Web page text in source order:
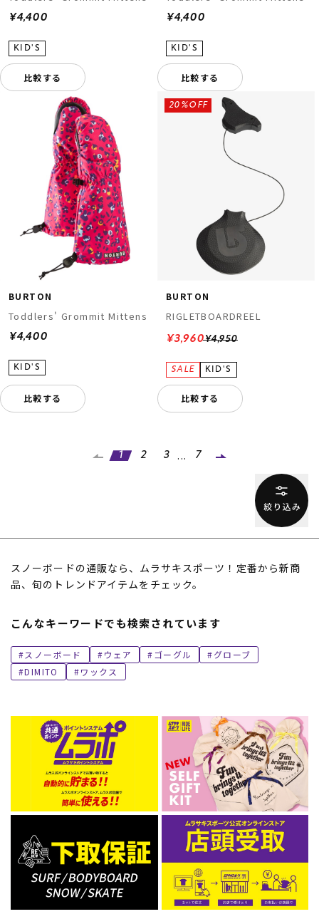
¥4,400
比較する
¥4,400
比較する
BURTON
Toddlers' Grommit Mittens
¥4,400
比較する
BURTON
RIGLETBOARDREEL
¥4,950
20%OFF
¥3,960
比較する
1 2 3 ... 7
スノーボードの通販なら、ムラサキスポーツ！定番から新商
品、旬のトレンドアイテムをチェック。
こんなキーワードでも検索されています
スノーボード ウェア ゴーグル
グローブ
DIMITO
ワックス